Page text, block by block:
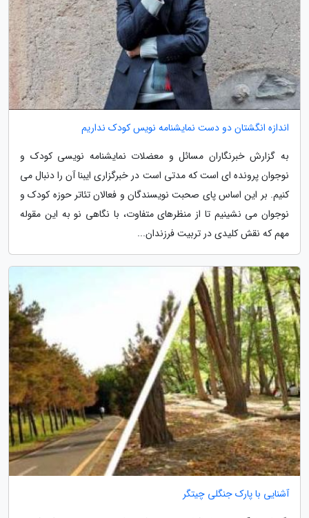
اندازه انگشتان دو دست نمایشنامه نویس کودک نداریم
به گزارش خبرنگاران مسائل و معضلات نمایشنامه نویسی کودک و
نوجوان پرونده ای است که مدتی است در خبرگزاری ایبنا آن را دنبال می
کنیم. بر این اساس پای صحبت نویسندگان و فعالان تئاتر حوزه کودک و
نوجوان می نشینیم تا از منظرهای متفاوت، با نگاهی نو به این مقوله
مهم که نقش کلیدی در تربیت فرزندان...
آشنایی با پارک جنگلی چیتگر